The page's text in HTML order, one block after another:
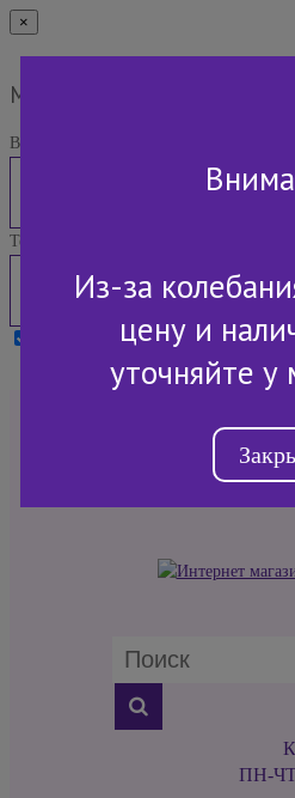
×
Мы Вам перезвоним
Ваше имя:
Телефон:
Я принимаю условия Политики
+7 (843)
ПН-ЧТ
Из-за
цену и
уточняйте